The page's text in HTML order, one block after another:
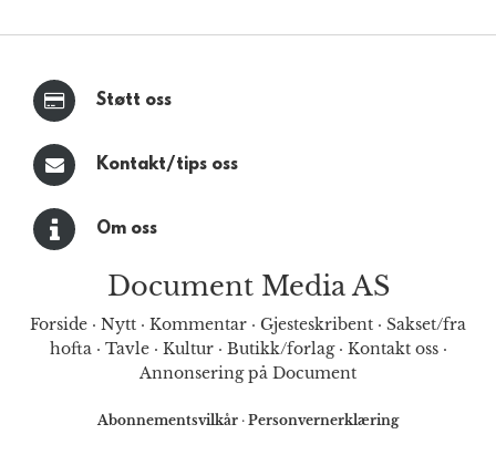
Støtt oss
Kontakt/tips oss
Om oss
Document Media AS
Forside · Nytt · Kommentar · Gjesteskribent · Sakset/fra
hofta· Tavle· Kultur· Butikk/forlag· Kontakt oss·
Annonsering på Document
Abonnementsvilkår · Personvernerklæring